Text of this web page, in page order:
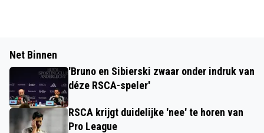
Net Binnen
'Bruno en Sibierski zwaar onder indruk van
déze RSCA-speler'
RSCA krijgt duidelijke 'nee' te horen van
Pro League